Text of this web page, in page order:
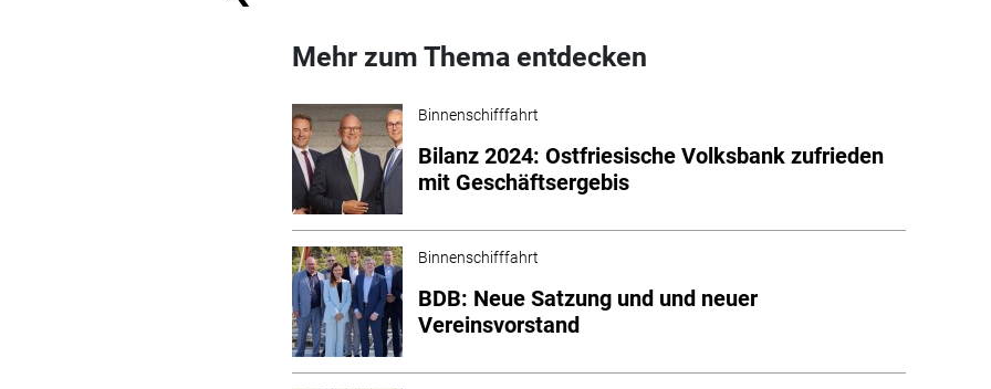
Mehr zum Thema entdecken
Binnenschifffahrt
Bilanz 2024: Ostfriesische Volksbank zufrieden
mit Geschäftsergebis
Binnenschifffahrt
BDB: Neue Satzung und und neuer
Vereinsvorstand